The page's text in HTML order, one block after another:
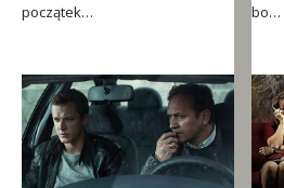
początek…
bo…